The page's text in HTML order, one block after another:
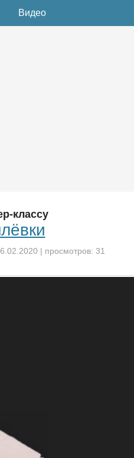
Видео
классу
| просмотров: 31